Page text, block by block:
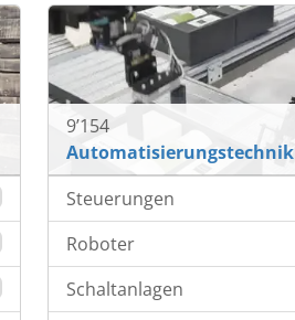
9’154
Automatisierungstechnik
Steuerungen
Roboter
Schaltanlagen